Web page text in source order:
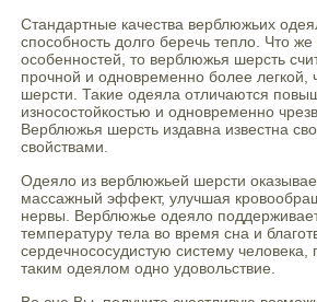
Стандартные качества верблюжьих
способность долго беречь тепло. Что же
особенностей, то верблюжья шерсть
прочной и одновременно более легкой,
шерсти. Такие одеяла отличаются
износостойкостью и одновременно
Верблюжья шерсть издавна известна
свойствами.
Одеяло из верблюжьей шерсти
массажный эффект, улучшая
нервы. Верблюжье одеяло
температуру тела во время сна и
сердечнососудистую систему человека,
таким одеялом одно удовольствие.